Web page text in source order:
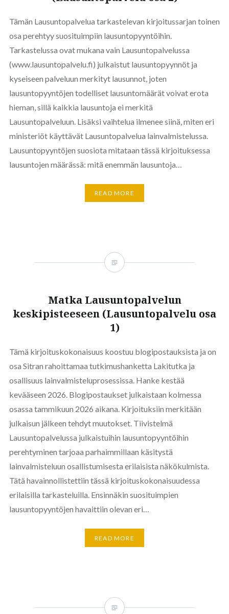
Tämän Lausuntopalvelua tarkastelevan kirjoitussarjan toinen
osa perehtyy suosituimpiin lausuntopyyntöihin.
Tarkastelussa ovat mukana vain Lausuntopalvelussa
(www.lausuntopalvelu.fi) julkaistut lausuntopyynnöt ja
kyseiseen palveluun merkityt lausunnot, joten
lausuntopyyntöjen todelliset lausuntomäärät voivat erota
hieman, sillä kaikkia lausuntoja ei merkitä
Lausuntopalveluun. Lisäksi vaihtelua ilmenee siinä, miten eri
ministeriöt käyttävät Lausuntopalvelua lainvalmistelussa.
Lausuntopyyntöjen suosiota mitataan tässä kirjoituksessa
lausuntojen määrässä: mitä enemmän lausuntoja…
READ MORE
Matka Lausuntopalvelun
keskipisteeseen (Lausuntopalvelu osa
1)
Tämä kirjoituskokonaisuus koostuu blogipostauksista ja on
osa Sitran rahoittamaa tutkimushanketta Lakitutka ja
osallisuus lainvalmisteluprosessissa. Hanke kestää
kevääseen 2026. Blogipostaukset julkaistaan kolmessa
osassa tammikuun 2026 aikana. Kirjoituksiin merkitään
julkaisun jälkeen tehdyt muutokset. Tiivistelmä
Lausuntopalvelussa julkaistuihin lausuntopyyntöihin
perehtyminen tarjoaa parhaimmillaan käsitystä
lainvalmisteluun osallistumisesta erilaisista näkökulmista.
Tätä havainnollistettiin tässä kirjoituskokonaisuudessa
erilaisilla tarkasteluilla. Ensinnäkin suosituimpien
lausuntopyyntöjen havaittiin olevan eri…
READ MORE